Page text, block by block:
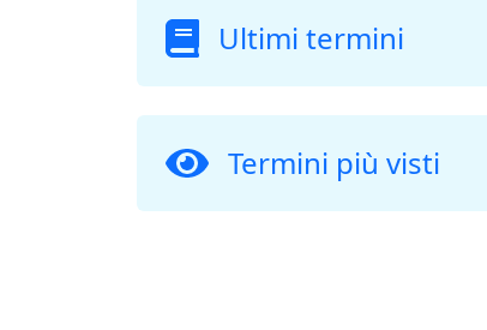
Ultimi termini
Termini più visti